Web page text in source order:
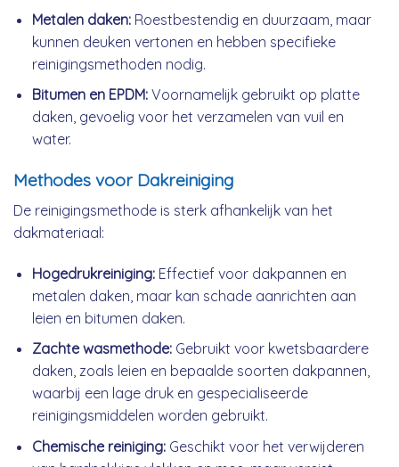
Metalen daken:Roestbestendig en duurzaam, maar
kunnen deuken vertonen en hebben specifieke
reinigingsmethoden nodig.
Bitumen en EPDM:Voornamelijk gebruikt op platte
daken, gevoelig voor het verzamelen van vuil en
water.
Methodes voor Dakreiniging
De reinigingsmethode is sterk afhankelijk van het
dakmateriaal:
Hogedrukreiniging:Effectief voor dakpannen en
metalen daken, maar kan schade aanrichten aan
leien en bitumen daken.
Zachte wasmethode:Gebruikt voor kwetsbaardere
daken, zoals leien en bepaalde soorten dakpannen,
waarbij een lage druk en gespecialiseerde
reinigingsmiddelen worden gebruikt.
Chemische reiniging:Geschikt voor het verwijderen